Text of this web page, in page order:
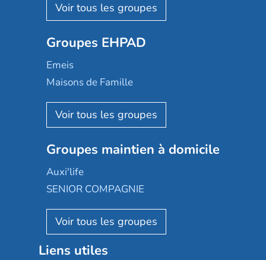
Les Résidentiels
Mobicap
Domusvi
Happy Senior
Aquarelia
Nexity edenea
Les jardins d'Arcadie
Occitalia
Appartseniors
Reseda
Stella management
Les villages d'or
Groupes EHPAD
Emeis
Maisons de Famille
Korian
Emera
Groupe SOS
Le Noble Âge
Almage
Résidalya
Groupe aplus
Groupes maintien à domicile
Auxi'life
SENIOR COMPAGNIE
AGE D'OR Services
Liens utiles